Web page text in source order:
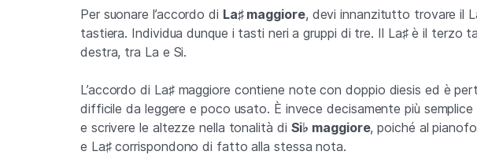
Per suonare l’accordo di La♯ maggiore, devi innanzitutto trovare il
tastiera. Individua dunque i tasti neri a gruppi di tre. Il La♯ è il terzo
destra, tra La e Si.
L’accordo di La♯ maggiore contiene note con doppio diesis ed è
difficile da leggere e poco usato. È invece decisamente più semplice
e scrivere le altezze nella tonalità di Si♭ maggiore, poiché al
e La♯ corrispondono di fatto alla stessa nota.